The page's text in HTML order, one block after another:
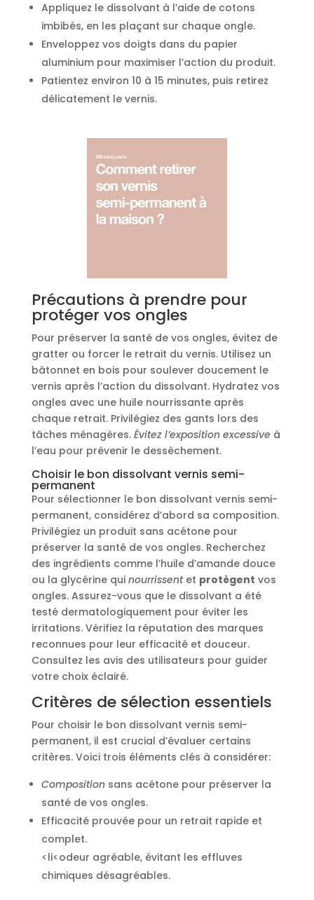
Appliquez le dissolvant à l’aide de cotons
imbibés, en les plaçant sur chaque ongle.
Enveloppez vos doigts dans du papier
aluminium pour maximiser l’action du produit.
Patientez environ 10 à 15 minutes, puis retirez
délicatement le vernis.
Précautions à prendre pour
protéger vos ongles
Pour préserver la santé de vos ongles, évitez de
gratter ou forcer le retrait du vernis. Utilisez un
bâtonnet en bois pour soulever doucement le
vernis après l’action du dissolvant. Hydratez vos
ongles avec une huile nourrissante après
chaque retrait. Privilégiez des gants lors des
tâches ménagères. Évitez l’exposition excessive à
l’eau pour prévenir le dessèchement.
Choisir le bon dissolvant vernis semi-
permanent
Pour sélectionner le bon dissolvant vernis semi-
permanent, considérez d’abord sa composition.
Privilégiez un produit sans acétone pour
préserver la santé de vos ongles. Recherchez
des ingrédients comme l’huile d’amande douce
ou la glycérine qui nourrissentet protègent vos
ongles. Assurez-vous que le dissolvant a été
testé dermatologiquement pour éviter les
irritations. Vérifiez la réputation des marques
reconnues pour leur efficacité et douceur.
Consultez les avis des utilisateurs pour guider
votre choix éclairé.
Critères de sélection essentiels
Pour choisir le bon dissolvant vernis semi-
permanent, il est crucial d’évaluer certains
critères. Voici trois éléments clés à considérer:
Compositionsans acétone pour préserver la
santé de vos ongles.
Efficacité prouvée pour un retrait rapide et
complet.
<li<odeur agréable, évitant les effluves
chimiques désagréables.